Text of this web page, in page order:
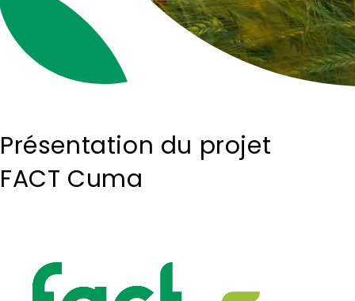
Présentation du projet
FACT Cuma